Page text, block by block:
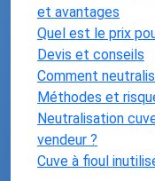
et avantages
Quel est le prix
Devis et conseils
Comment
Méthodes et
Neutralisation
vendeur ?
Cuve à fioul